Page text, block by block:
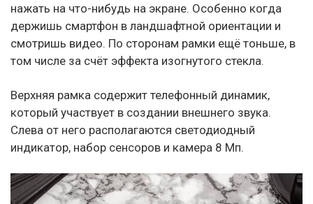
нажать на что-нибудь на экране. Особенно когда
держишь смартфон в ландшафтной ориентации и
смотришь видео. По сторонам рамки ещё тоньше, в
том числе за счёт эффекта изогнутого стекла.
Верхняя рамка содержит телефонный динамик,
который участвует в создании внешнего звука.
Слева от него располагаются светодиодный
индикатор, набор сенсоров и камера 8 Мп.